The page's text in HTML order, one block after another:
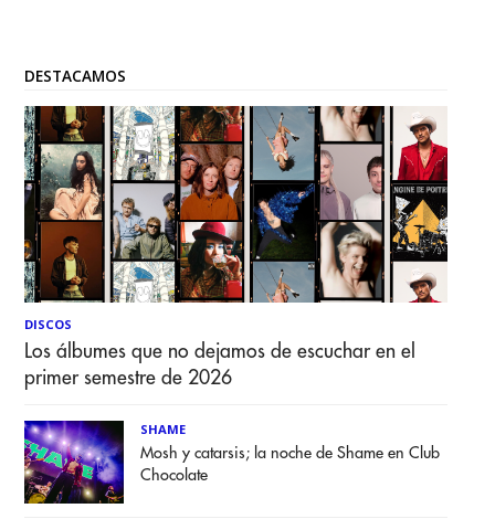
DESTACAMOS
DISCOS
Los álbumes que no dejamos de escuchar en el
primer semestre de 2026
SHAME
Mosh y catarsis; la noche de Shame en Club
Chocolate